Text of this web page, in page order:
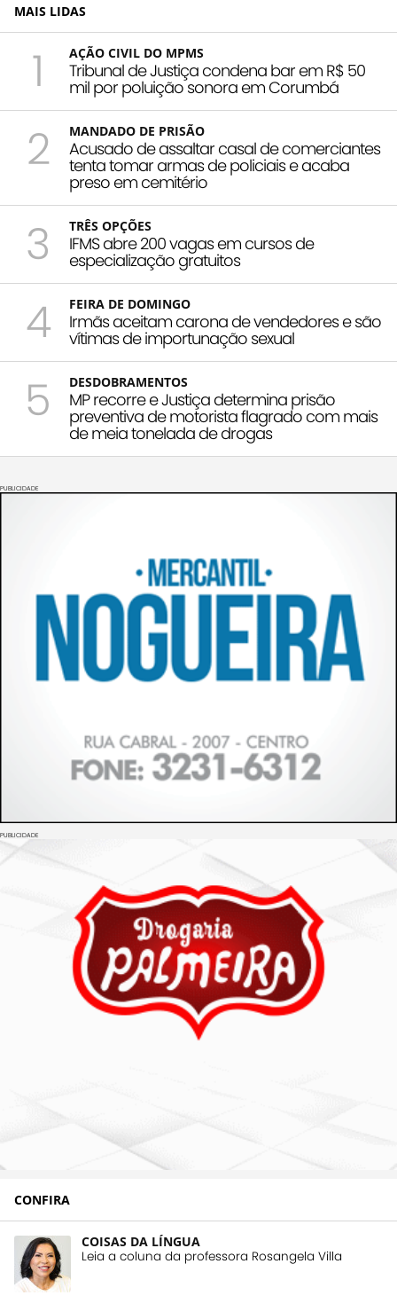
MAIS LIDAS
1 AÇÃO CIVIL DO MPMS
Tribunal de Justiça condena bar em R$ 50
mil por poluição sonora em Corumbá
2 MANDADO DE PRISÃO
Acusado de assaltar casal de comerciantes
tenta tomar armas de policiais e acaba
preso em cemitério
3 TRÊS OPÇÕES
IFMS abre 200 vagas em cursos de
especialização gratuitos
4 FEIRA DE DOMINGO
Irmãs aceitam carona de vendedores e são
vítimas de importunação sexual
5 DESDOBRAMENTOS
MP recorre e Justiça determina prisão
preventiva de motorista flagrado com mais
de meia tonelada de drogas
PUBLICIDADE
PUBLICIDADE
CONFIRA
COISAS DA LÍNGUA
Leia a coluna da professora Rosangela Villa